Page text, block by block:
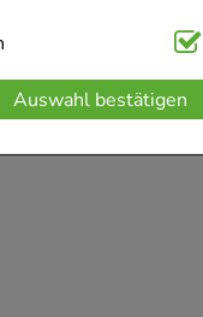
handelt es sich
Navigation,
Auswahl bestätigen